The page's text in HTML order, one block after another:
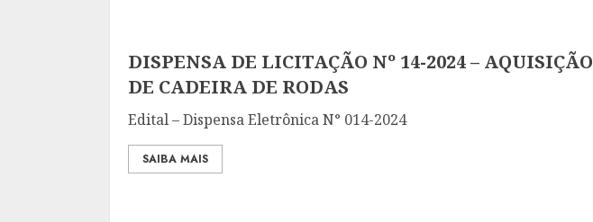
DISPENSA DE LICITAÇÃO Nº 14-2024 – AQUISIÇÃO
DE CADEIRA DE RODAS
Edital – Dispensa Eletrônica N° 014-2024
SAIBA MAIS